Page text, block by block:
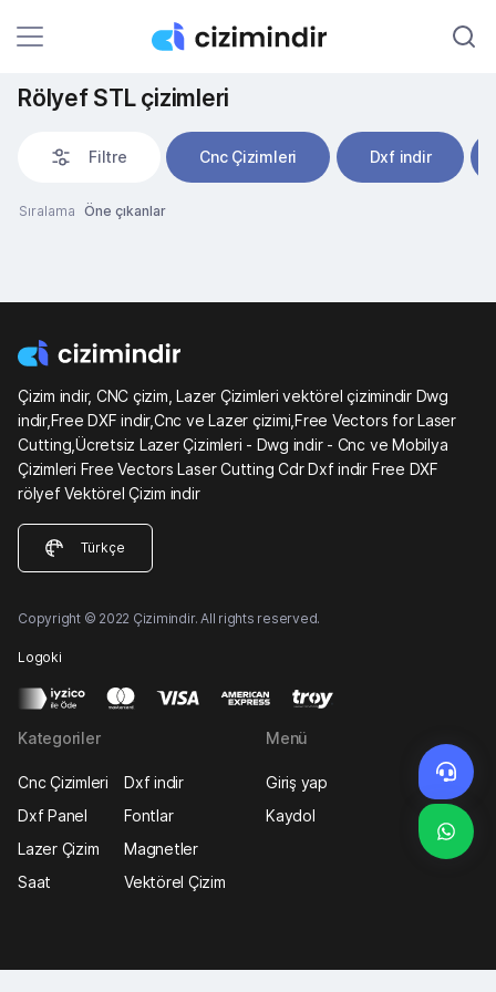
Rölyef STL çizimleri
Filtre Cnc Çizimleri Dxf indir
Sıralama Öne çıkanlar
Çizim indir, CNC çizim, Lazer Çizimleri vektörel çizimindir Dwg
indir,Free DXF indir,Cnc ve Lazer çizimi,Free Vectors for Laser
Cutting,Ücretsiz Lazer Çizimleri - Dwg indir - Cnc ve Mobilya
Çizimleri Free Vectors Laser Cutting Cdr Dxf indir Free DXF
rölyef Vektörel Çizim indir
Türkçe
Copyright © 2022 Çizimindir. All rights reserved.
Logoki
Kategoriler
Cnc Çizimleri
Dxf indir
Dxf Panel
Fontlar
Lazer Çizim
Magnetler
Saat
Vektörel Çizim
Menü
Giriş yap
Kaydol